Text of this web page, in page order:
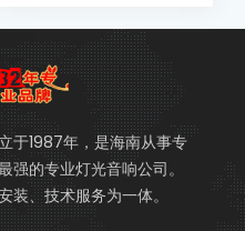
于1987年，是海南从事专
的专业灯光音响公司。
装、技术服务为一体。